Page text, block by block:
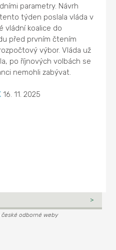
parametry. Návrh
týden poslala vláda v
vládní koalice do
před prvním čtením
výbor. Vláda už
po říjnových volbách se
nemohli zabývat.
16. 11. 2025
odborné weby